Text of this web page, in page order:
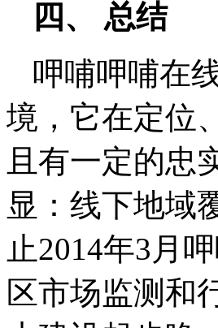
四、 总结
呷哺呷哺在
境，它在定位
且有一定的忠
显：线下地域
止2014年3月
区市场监测和